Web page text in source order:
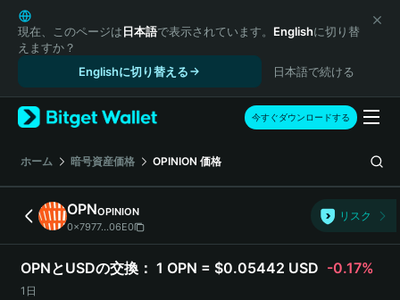
English
日本語
Tiếng Việt
Español (Latinoamérica)
Türkçe
Français
Deutsch
简体中文
繁體中文
Português (Portugal)
Bahasa Indonesia
ภาษาไทย
現在、このページは日本語で表示されています。 Englishに切り替
えますか？
Englishに切り替える
日本語で続ける
今すぐダウンロードする
ホーム 暗号資産価格 OPINION 価格
OPNOPINION
0x7977...06E0
リスク
OPNとUSDの交換： 1 OPN = $0.05442 USD -0.17%
1日